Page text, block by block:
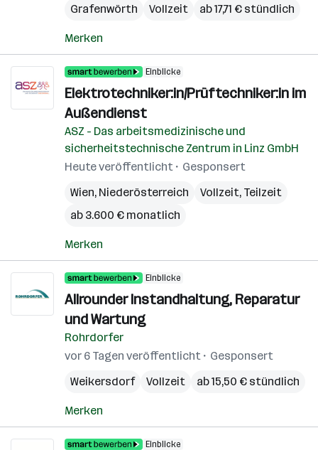
Grafenwörth
Vollzeit ab 17,71 € stündlich
Merken
Einblicke
Elektrotechniker:in/Prüftechniker:in im
Außendienst
ASZ - Das arbeitsmedizinische und
sicherheitstechnische Zentrum in Linz GmbH
Heute veröffentlicht
Gesponsert
Wien, Niederösterreich
Vollzeit, Teilzeit
ab 3.600 € monatlich
Merken
Einblicke
Allrounder Instandhaltung, Reparatur
und Wartung
Rohrdorfer
vor 6 Tagen veröffentlicht
Gesponsert
Weikersdorf
Vollzeit ab 15,50 € stündlich
Merken
Einblicke